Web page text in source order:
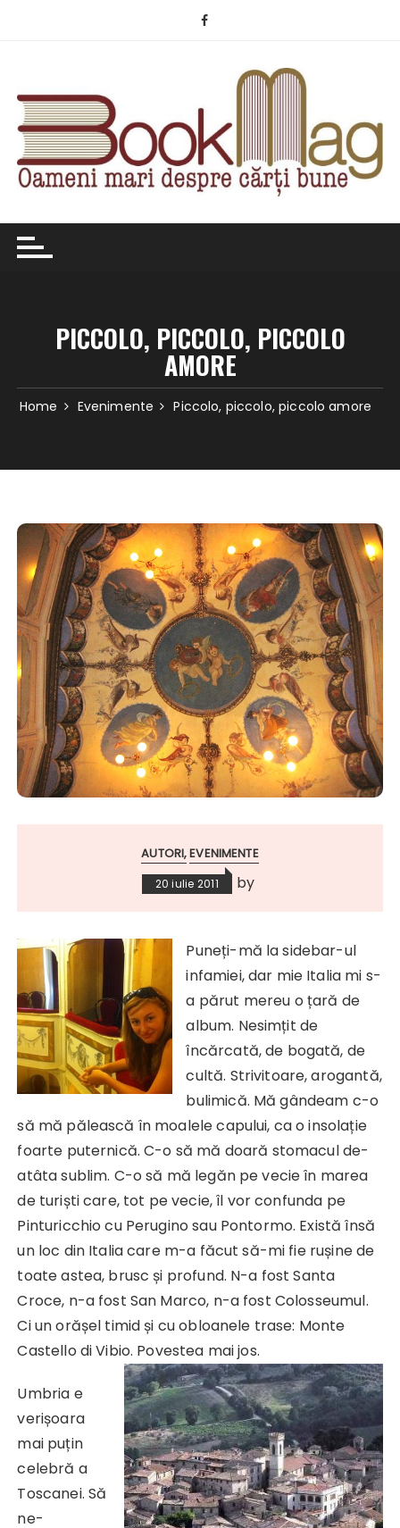
PICCOLO, PICCOLO, PICCOLO
AMORE
Home Evenimente Piccolo, piccolo, piccolo amore
AUTORI EVENIMENTE
20 iulie 2011 by
Puneți-mă la sidebar-ul
infamiei, dar mie Italia mi s-
a părut mereu o țară de
album. Nesimțit de
încărcată, de bogată, de
cultă. Strivitoare, arogantă,
bulimică. Mă gândeam c-o
să mă pălească în moalele capului, ca o insolație
foarte puternică. C-o să mă doară stomacul de-
atâta sublim. C-o să mă legăn pe vecie în marea
de turiști care, tot pe vecie, îl vor confunda pe
Pinturicchio cu Perugino sau Pontormo. Există însă
un loc din Italia care m-a făcut să-mi fie rușine de
toate astea, brusc și profund. N-a fost Santa
Croce, n-a fost San Marco, n-a fost Colosseumul.
Ci un orășel timid și cu obloanele trase: Monte
Castello di Vibio. Povestea mai jos.
Umbria e
verișoara
mai puțin
celebră a
Toscanei. Să
ne-